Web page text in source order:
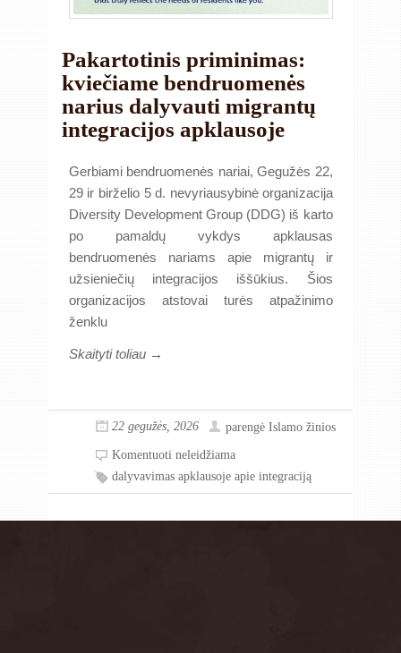
Pakartotinis priminimas:
kviečiame bendruomenės
narius dalyvauti migrantų
integracijos apklausoje
Gerbiami bendruomenės nariai, Gegužės 22,
29 ir birželio 5 d. nevyriausybinė organizacija
Diversity Development Group (DDG) iš karto
po pamaldų vykdys apklausas
bendruomenės nariams apie migrantų ir
užsieniečių integracijos iššūkius. Šios
organizacijos atstovai turės atpažinimo
ženklu
Skaityti toliau →
22 gegužės, 2026 parengė Islamo žinios
Komentuoti neleidžiama
dalyvavimas apklausoje apie integraciją